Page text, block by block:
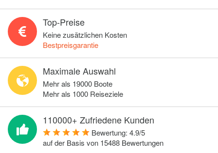
Top-Preise
Keine zusätzlichen Kosten
Bestpreisgarantie
Maximale Auswahl
Mehr als 19000 Boote
Mehr als 1000 Reiseziele
110000+ Zufriedene Kunden
Bewertung: 4.9/5
auf der Basis von 15488 Bewertungen